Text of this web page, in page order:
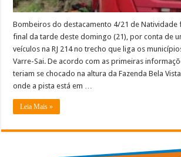
Bombeiros do destacamento 4/21 de Natividade
final da tarde deste domingo (21), por conta de
veículos na RJ 214 no trecho que liga os
Varre-Sai. De acordo com as primeiras
teriam se chocado na altura da Fazenda Bela
onde a pista está em …
Leia Mais »